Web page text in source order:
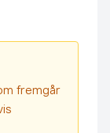
fremgår